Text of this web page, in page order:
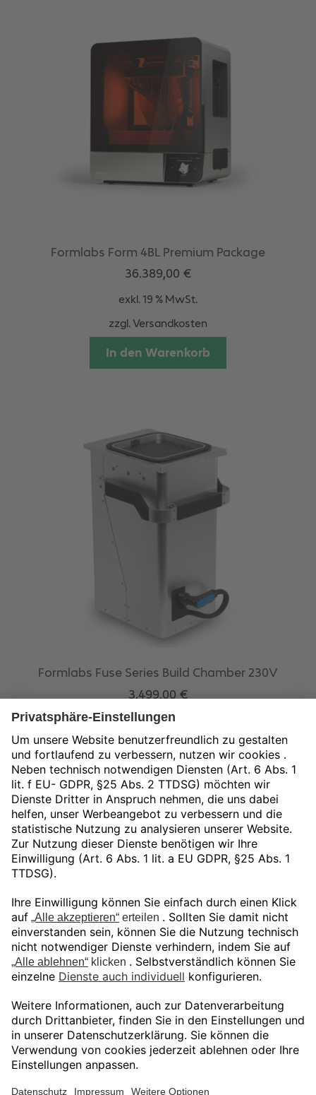
Formlabs Form 4BL Premium Package
36.389,00 €
exkl. 19 % MwSt.
zzgl.Versandkosten
In den Warenkorb
Formlabs Fuse Series Build Chamber 230V
3.499,00 €
exkl. 19 % MwSt.
zzgl.Versandkosten
In den Warenkorb
Unser Angebot gilt ausschließlich für
gewerbliche Endkunden und Öffentliche
Auftraggeber.
Preise in EUR zuzüglich gesetzlicher MwSt.
© Shop Bechtle Additive Manufacturing
Deutschland GmbH 2026